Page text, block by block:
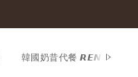
韓國奶昔代餐 𝙍𝙀𝙉𝙀𝙒 𝙋𝙃𝙔